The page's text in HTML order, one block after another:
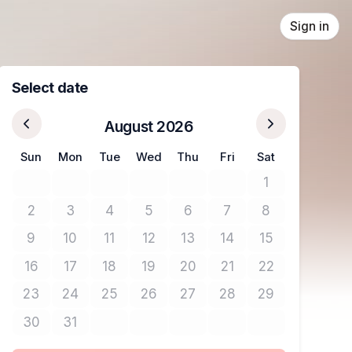
Sign in
Select date
August 2026
Sun Mon Tue Wed Thu Fri Sat
1No tickets
2No tickets available
3No tickets available
4No tickets available
5No tickets available
6No tickets available
7No tickets available
8No tickets
9No tickets available
10No tickets available
11No tickets available
12No tickets available
13No tickets available
14No tickets available
15No tickets
16No tickets available
17No tickets available
18No tickets available
19No tickets available
20No tickets available
21No tickets available
22No tickets
23No tickets available
24No tickets available
25No tickets available
26No tickets available
27No tickets available
28No tickets available
29No tickets
30No tickets available
31No tickets available